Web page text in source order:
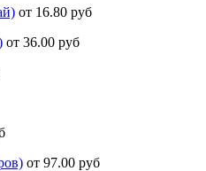
от 16.80 руб
от 36.00 руб
от 97.00 руб